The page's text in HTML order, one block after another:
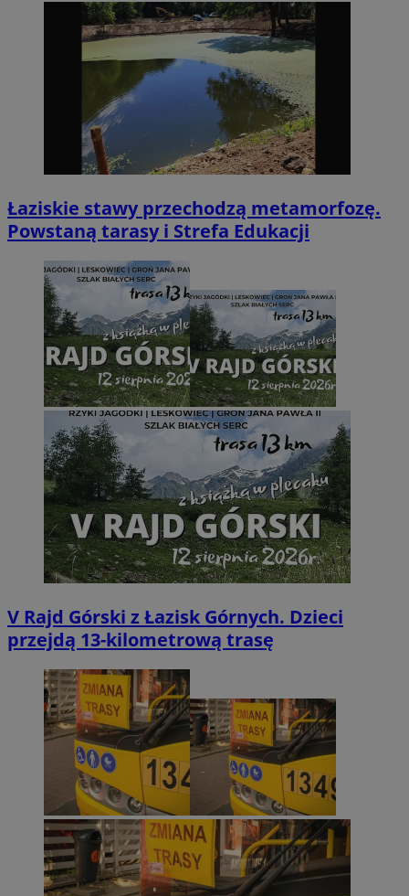
Łaziskie stawy przechodzą metamorfozę.
Powstaną tarasy i Strefa Edukacji
V Rajd Górski z Łazisk Górnych. Dzieci
przejdą 13-kilometrową trasę